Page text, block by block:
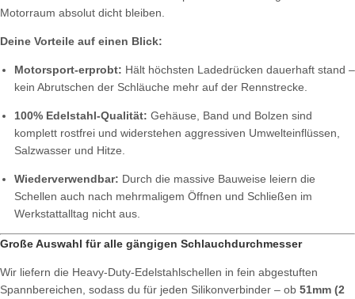
Motorraum absolut dicht bleiben.
Deine Vorteile auf einen Blick:
Motorsport-erprobt: Hält höchsten Ladedrücken dauerhaft stand –
kein Abrutschen der Schläuche mehr auf der Rennstrecke.
100% Edelstahl-Qualität: Gehäuse, Band und Bolzen sind
komplett rostfrei und widerstehen aggressiven Umwelteinflüssen,
Salzwasser und Hitze.
Wiederverwendbar: Durch die massive Bauweise leiern die
Schellen auch nach mehrmaligem Öffnen und Schließen im
Werkstattalltag nicht aus.
Große Auswahl für alle gängigen Schlauchdurchmesser
Wir liefern die Heavy-Duty-Edelstahlschellen in fein abgestuften
Spannbereichen, sodass du für jeden Silikonverbinder – ob 51mm (2